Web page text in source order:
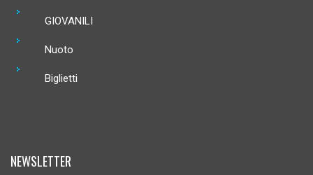
GIOVANILI
Nuoto
Biglietti
NEWSLETTER